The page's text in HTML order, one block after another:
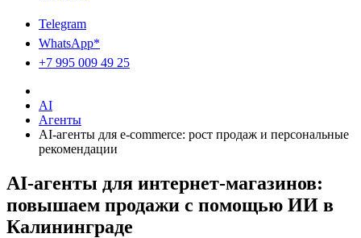
Telegram
WhatsApp*
+7 995 009 49 25
AI
Агенты
AI-агенты для e-commerce: рост продаж и персональные
рекомендации
AI-агенты для интернет-магазинов:
повышаем продажи с помощью ИИ в
Калининграде